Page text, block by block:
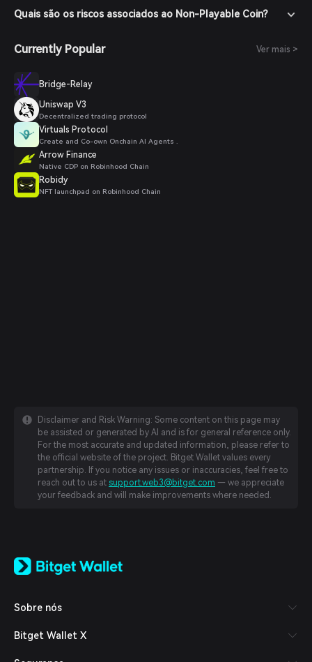
Quais são os riscos associados ao Non-Playable Coin?
Currently Popular Ver mais >
Bridge-Relay
Uniswap V3
Decentralized trading protocol
Virtuals Protocol
Create and Co-own Onchain AI Agents .
Arrow Finance
Native CDP on Robinhood Chain
Robidy
NFT launchpad on Robinhood Chain
Disclaimer and Risk Warning: Some content on this page may
be assisted or generated by AI and is for general reference only.
For the most accurate and updated information, please refer to
the official website of the project. Bitget Wallet values every
partnership. If you notice any issues or inaccuracies, feel free to
reach out to us at support.web3@bitget.com — we appreciate
your feedback and will make improvements where needed.
日本語
Español (Latinoamérica)
Italiano
Sobre nós
Bitget Wallet X